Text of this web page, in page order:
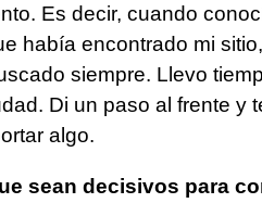
Es decir, cuando
había encontrado mi
siempre. Llevo
Di un paso al frente y
algo.
sean decisivos para